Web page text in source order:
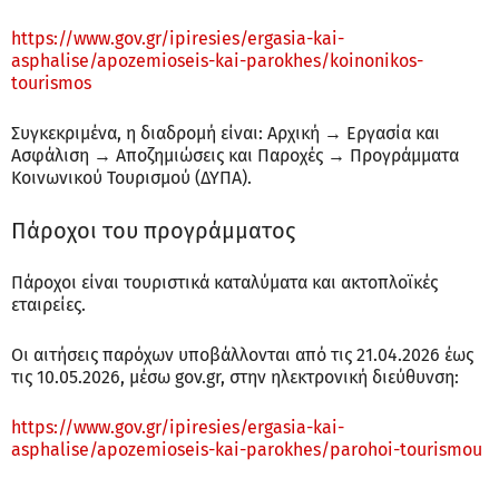
https://www.gov.gr/ipiresies/ergasia-kai-
asphalise/apozemioseis-kai-parokhes/koinonikos-
tourismos
Συγκεκριμένα, η διαδρομή είναι: Αρχική → Εργασία και
Ασφάλιση → Αποζημιώσεις και Παροχές → Προγράμματα
Κοινωνικού Τουρισμού (ΔΥΠΑ).
Πάροχοι του προγράμματος
Πάροχοι είναι τουριστικά καταλύματα και ακτοπλοϊκές
εταιρείες.
Οι αιτήσεις παρόχων υποβάλλονται από τις 21.04.2026 έως
τις 10.05.2026, μέσω gov.gr, στην ηλεκτρονική διεύθυνση:
https://www.gov.gr/ipiresies/ergasia-kai-
asphalise/apozemioseis-kai-parokhes/parohoi-tourismou